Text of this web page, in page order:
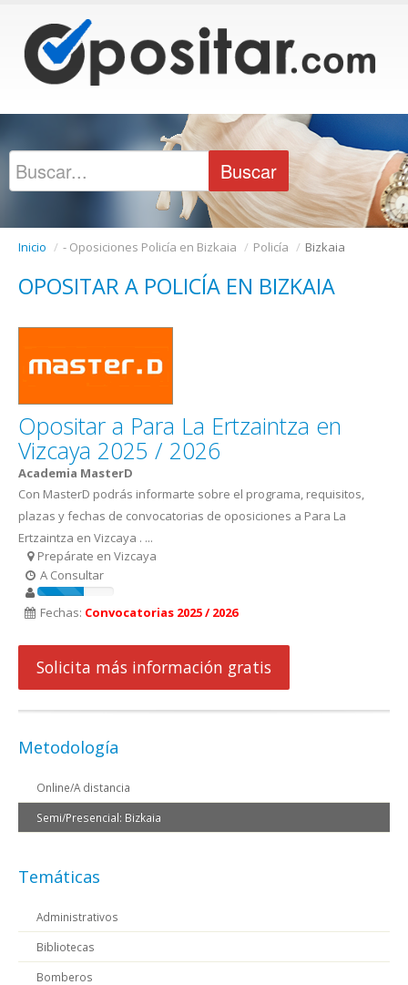
Inicio / - Oposiciones Policía en Bizkaia / Policía / Bizkaia
OPOSITAR A POLICÍA EN BIZKAIA
Opositar a Para La Ertzaintza en
Vizcaya 2025 / 2026
Academia MasterD
Con MasterD podrás informarte sobre el programa, requisitos,
plazas y fechas de convocatorias de oposiciones a Para La
Ertzaintza en Vizcaya . ...
Prepárate en Vizcaya
A Consultar
Fechas: Convocatorias 2025 / 2026
Solicita más información gratis
Metodología
Online/A distancia
Semi/Presencial: Bizkaia
Temáticas
Administrativos
Bibliotecas
Bomberos